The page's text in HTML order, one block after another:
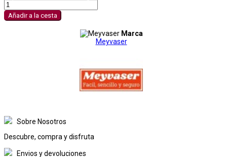
Añadir a la cesta
Marca
Meyvaser
Sobre Nosotros
Descubre, compra y disfruta
Envios y devoluciones